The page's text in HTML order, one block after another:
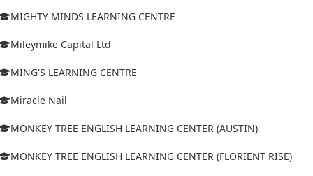
MIGHTY MINDS LEARNING CENTRE
Mileymike Capital Ltd
MING'S LEARNING CENTRE
Miracle Nail
MONKEY TREE ENGLISH LEARNING CENTER (AUSTIN)
MONKEY TREE ENGLISH LEARNING CENTER (FLORIENT RISE)